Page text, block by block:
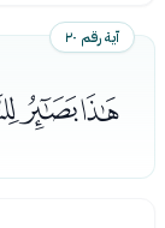
آية رقم ٢٠